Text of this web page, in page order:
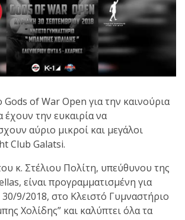
της
Fight
Galatsi
of War Open για την καινούρια
έχουν την ευκαιρία να
αύριο μικροί και μεγάλοι
Club Galatsi.
κ. Στέλιου Πολίτη, υπεύθυνου της
είναι προγραμματισμένη για
9/2018, στο Κλειστό Γυμναστήριο
Χολίδης” και καλύπτει όλα τα